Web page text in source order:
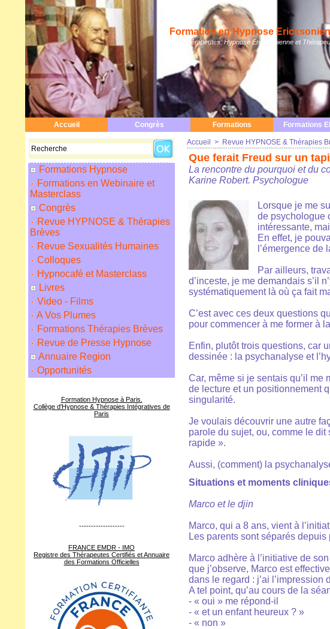
Formation en Hypnose
Hypnothérapeutes: Hypnose Ericksonienne et
Accueil Congrès Formations Formations
Formations Hypnose
Formations en Webinaire et
Masterclass
Congrès
Revue HYPNOSE & Thérapies
Brèves
Revue Sexualités Humaines
Colloques
Hypnocafé et Masterclass
Livres
Video - Films
A Vos Plumes
Formations Thérapies Brèves
Revue de Presse Hypnose
Annuaire Region
Opportunités
Formation Hypnose à Paris.
Collège d'Hypnose & Thérapies Intégratives de
Paris
-------------------
FRANCE EMDR - IMO
Registre des Thérapeutes Certifiés et Annuaire
des Formations Officielles
Accueil > Revue HYPNOSE & Thérapies
Que ferait Freud sur un
La rencontre du pourquoi et du
Karine Robert. Psychologue
Lorsque je me
de psychologue
intéressante,
En effet, je
l’émergence
Par ailleurs,
d’inceste, je me demandais s’il
systématiquement là où ça fait
C’est avec ces deux questions
pour commencer à me former à
Enfin, plutôt trois questions, car
dessinée : la psychanalyse et
Car, même si je sentais qu’il
de lecture et un positionnement
singularité.
Je voulais découvrir une autre
parole du sujet, ou, comme le
rapide ».
Aussi, (comment) la
Situations et moments
Marco et le djin
Marco, qui a 8 ans, vient à
Les parents sont séparés depuis
Marco adhère à l’initiative de
que j’observe, Marco est
dans le regard : j’ai l’impression
A tel point, qu’au cours de la
- « oui » me répond-il
- « et un enfant heureux ? »
- « non »